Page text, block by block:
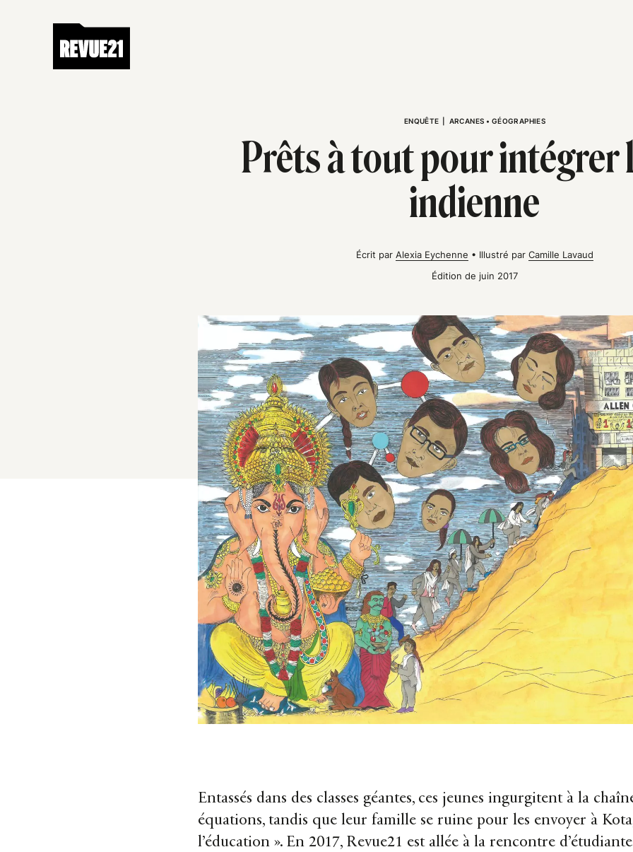
ENQUÊTE ARCANES • GÉOGRAPHIES
Prêts à tout pour intégrer
indienne
Écrit par Alexia Eychenne • Illustré par Camille Lavaud
Édition de juin 2017
Entassés dans des classes géantes, ces jeunes ingurgitent à la
équations, tandis que leur famille se ruine pour les envoyer à
l’éducation ». En 2017, Revue21 est allée à la rencontre